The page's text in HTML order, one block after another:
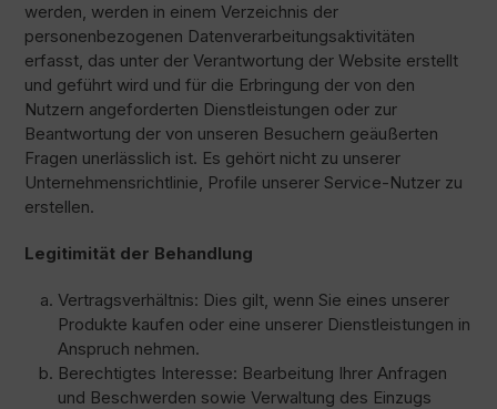
werden, werden in einem Verzeichnis der
personenbezogenen Datenverarbeitungsaktivitäten
erfasst, das unter der Verantwortung der Website erstellt
und geführt wird und für die Erbringung der von den
Nutzern angeforderten Dienstleistungen oder zur
Beantwortung der von unseren Besuchern geäußerten
Fragen unerlässlich ist. Es gehört nicht zu unserer
Unternehmensrichtlinie, Profile unserer Service-Nutzer zu
erstellen.
Legitimität der Behandlung
Vertragsverhältnis: Dies gilt, wenn Sie eines unserer
Produkte kaufen oder eine unserer Dienstleistungen in
Anspruch nehmen.
Berechtigtes Interesse: Bearbeitung Ihrer Anfragen
und Beschwerden sowie Verwaltung des Einzugs